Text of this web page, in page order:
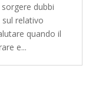
dubbi
relativo
quando il
e...